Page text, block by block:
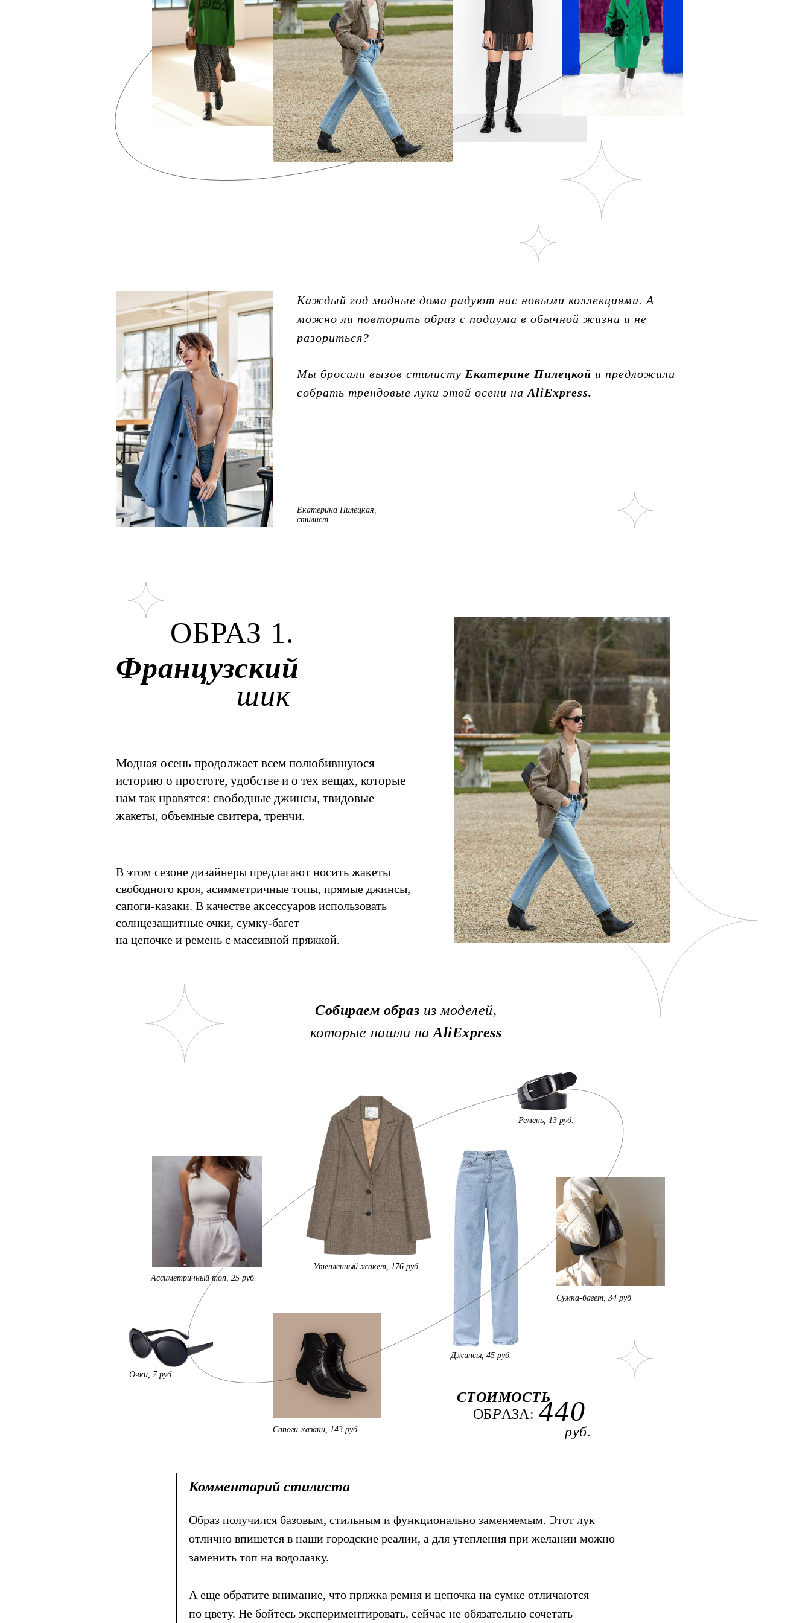
Мы бросили вызов стилисту Екатерине Пилецкой и предложили
собрать трендовые луки этой осени на AliExpress.
Екатерина Пилецкая,
стилист
Каждый год модные дома радуют нас новыми коллекциями. А
можно ли повторить образ с подиума в обычной жизни и не
разориться?
ОБРАЗ 1.
Французский
шик
Собираем образ из моделей,
которые нашли наAliExpress
СТОИМОСТЬ
ОБРАЗА: 440
руб.
Утепленный жакет, 176 руб.
Ремень, 13 руб.
Джинсы, 45 руб.
Сапоги-казаки, 143 руб.
Очки, 7 руб.
Ассиметричный топ, 25 руб.
Модная осень продолжает всем полюбившуюся
историю о простоте, удобстве и о тех вещах, которые
нам так нравятся: свободные джинсы, твидовые
жакеты, объемные свитера, тренчи.
В этом сезоне дизайнеры предлагают носить жакеты
свободного кроя, асимметричные топы, прямые джинсы,
сапоги-казаки. В качестве аксессуаров использовать
солнцезащитные очки, сумку-багет
на цепочке и ремень с массивной пряжкой.
Сумка-багет, 34 руб.
Комментарий стилиста
Образ получился базовым, стильным и функционально заменяемым. Этот лук
отлично впишется в наши городские реалии, а для утепления при желании можно
заменить топ на водолазку.
А еще обратите внимание, что пряжка ремня и цепочка на сумке отличаются
по цвету. Не бойтесь экспериментировать, сейчас не обязательно сочетать